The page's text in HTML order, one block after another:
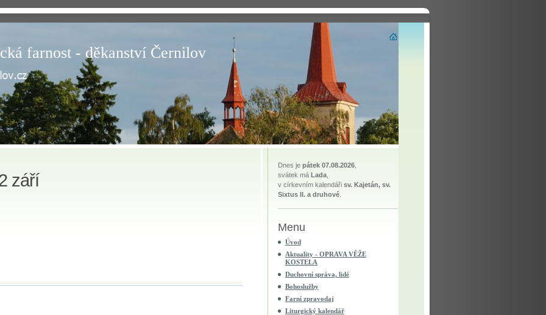
farnost - děkanství Černilov
září
Dnes je pátek 07.08.2026,
svátek má Lada,
v církevním kalendáři sv. Kajetán, sv.
Sixtus II. a druhové.
Menu
Úvod
Aktuality - OPRAVA VĚŽE
KOSTELA
Duchovní správa, lidé
Bohoslužby
Farní zpravodaj
Liturgický kalendář